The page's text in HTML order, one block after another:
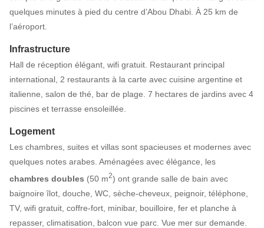
quelques minutes à pied du centre d’Abou Dhabi. À 25 km de
l’aéroport.
Infrastructure
Hall de réception élégant, wifi gratuit. Restaurant principal
international, 2 restaurants à la carte avec cuisine argentine et
italienne, salon de thé, bar de plage. 7 hectares de jardins avec 4
piscines et terrasse ensoleillée.
Logement
Les chambres, suites et villas sont spacieuses et modernes avec
quelques notes arabes. Aménagées avec élégance, les
chambres doubles (50 m2) ont grande salle de bain avec
baignoire îlot, douche, WC, sèche-cheveux, peignoir, téléphone,
TV, wifi gratuit, coffre-fort, minibar, bouilloire, fer et planche à
repasser, climatisation, balcon vue parc. Vue mer sur demande.